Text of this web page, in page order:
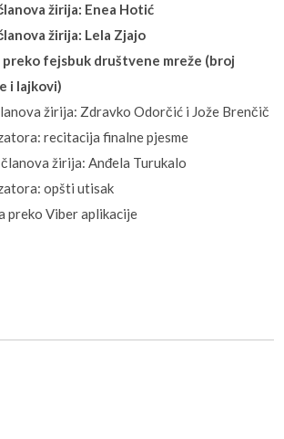
žirija: Enea Hotić
žirija: Lela Zjajo
preko fejsbuk društvene mreže (broj
i lajkovi)
žirija: Zdravko Odorčić i Jože Brenčič
recitacija finalne pjesme
žirija: Anđela Turukalo
opšti utisak
preko Viber aplikacije